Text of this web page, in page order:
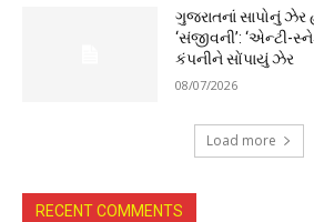
ગુજરાતનાં સાપોનું
‘સંજીવની’: ‘એન્ટી-
કંપનીને સોંપાયું ઝેર
08/07/2026
Load more
RECENT COMMENTS